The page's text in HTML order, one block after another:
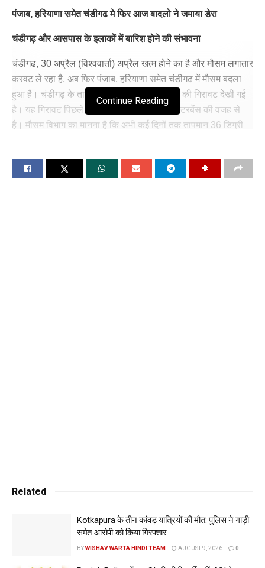
पंजाब, हरियाणा समेत चंडीगढ मे फिर आज बादलो ने जमाया डेरा
चंडीगढ़ और आसपास के इलाकों में बारिश होने की संभावना
चंडीगढ, 30 अप्रैल (विश्ववार्ता) अप्रैल खत्म होने का है और मौसम लगातार
करवट ले रहा है, अब फिर पंजाब, हरियाणा समेत चंडीगढ में मौसम बदला
हुआ है। चंडीगढ़ के तापमान में 6.1 डिग्री सेल्सियस की गिरावट देखी गई
है। यह गिरावट पिछले तीन दिनों से जारी वेस्टर्न डिस्टरबेंस की वजह से
है। मौसम विभाग का मानना है कि अभी कई दिनों तक तापमान 36 डिग्री
वहीं मौसम विभाग का कहना है कि आने वाले 4 मई को दोबारा से एक और
वेस्टर्न डिस्टरबेंस सक्रिय होगा। जिस कारण चंडीगढ़ और आसपास के
Continue Reading
Related
Kotkapura के तीन कांवड़ यात्रियों की मौत: पुलिस ने गाड़ी
समेत आरोपी को किया गिरफ्तार
BYWISHAV WARTA HINDI TEAM AUGUST 9, 2026 0